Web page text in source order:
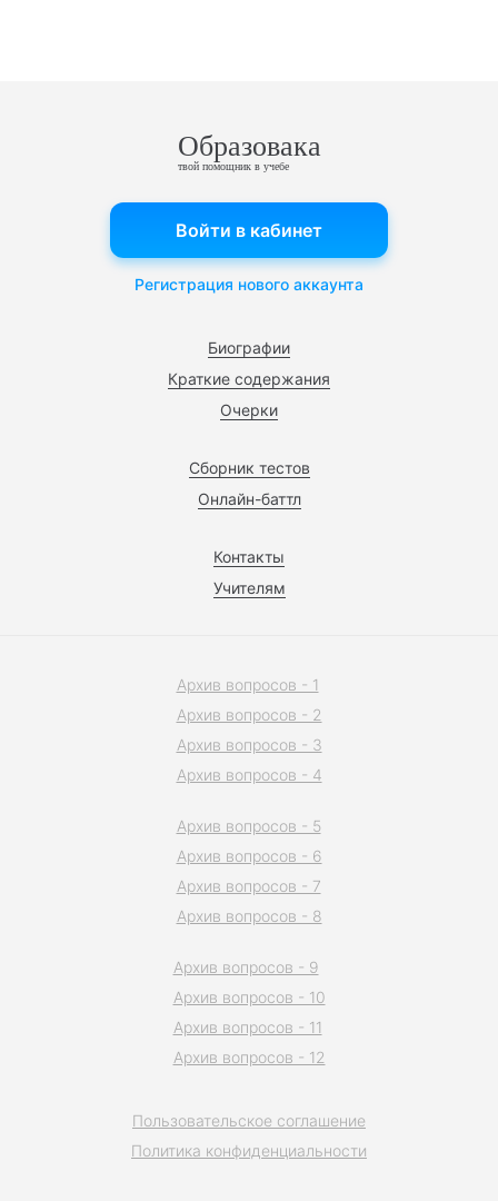
Образовака
твой помощник в учебе
Биографии
Краткие содержания
Очерки
Сборник тестов
Онлайн-баттл
Контакты
Учителям
Войти в кабинет
Регистрация нового аккаунта
Пользовательское соглашение
Политика конфиденциальности
Архив вопросов - 1
Архив вопросов - 2
Архив вопросов - 3
Архив вопросов - 4
Архив вопросов - 5
Архив вопросов - 6
Архив вопросов - 7
Архив вопросов - 8
Архив вопросов - 9
Архив вопросов - 10
Архив вопросов - 11
Архив вопросов - 12